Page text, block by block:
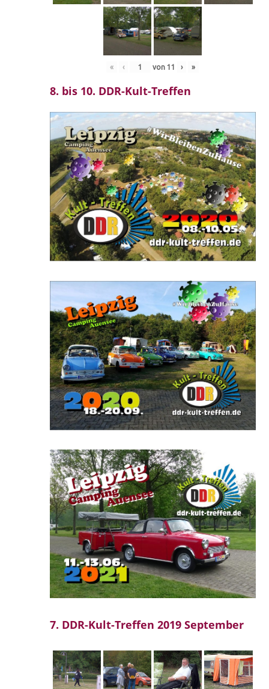
« ‹ von 11 › »
8. bis 10. DDR-Kult-Treffen
7. DDR-Kult-Treffen 2019 September